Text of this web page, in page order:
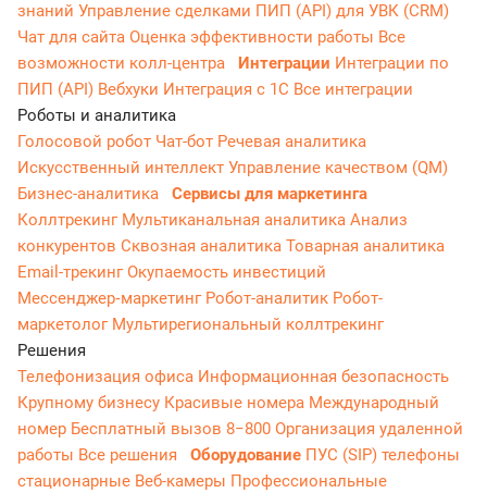
знаний Управление сделками ПИП (API) для УВК (CRM)
Чат для сайта Оценка эффективности работы Все
возможности колл-центра
Интеграции Интеграции по
ПИП (API) Вебхуки Интеграция с 1С Все интеграции
Роботы и аналитика
Голосовой робот Чат-бот Речевая аналитика
Искусственный интеллект Управление качеством (QM)
Бизнес-аналитика
Сервисы для маркетинга
Коллтрекинг Мультиканальная аналитика Анализ
конкурентов Сквозная аналитика Товарная аналитика
Email-трекингОкупаемость инвестиций
Мессенджер‑маркетинг Робот-аналитик Робот-
маркетолог Мультирегиональный коллтрекинг
Решения
Телефонизация офиса Информационная безопасность
Крупному бизнесу Красивые номера Международный
номер Бесплатный вызов 8−800 Организация удаленной
работы Все решения Оборудование ПУС (SIP) телефоны
стационарные Веб-камеры Профессиональные